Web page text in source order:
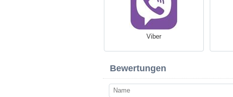
Viber
Bewertungen